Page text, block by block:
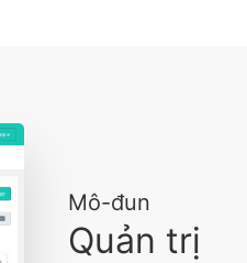
Mô-đun
Quản trị